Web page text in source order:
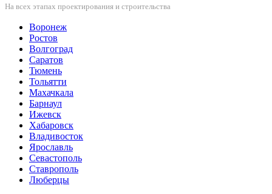
На всех этапах проектирования и строительства
Воронеж
Ростов
Волгоград
Саратов
Тюмень
Тольятти
Махачкала
Барнаул
Ижевск
Хабаровск
Владивосток
Ярославль
Севастополь
Ставрополь
Люберцы